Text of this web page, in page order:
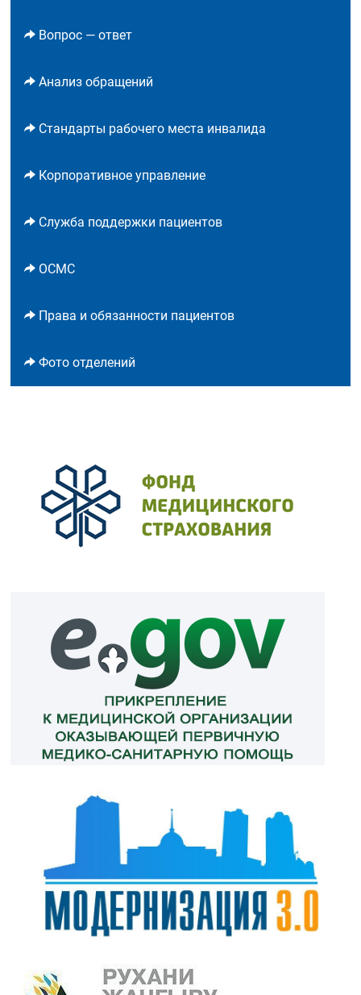
Вопрос — ответ
Анализ обращений
Стандарты рабочего места инвалида
Корпоративное управление
Служба поддержки пациентов
ОСМС
Права и обязанности пациентов
Фото отделений